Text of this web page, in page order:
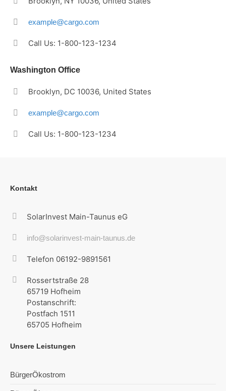
example@cargo.com
Call Us: 1-800-123-1234
Washington Office
Brooklyn, DC 10036, United States
example@cargo.com
Call Us: 1-800-123-1234
Kontakt
SolarInvest Main-Taunus eG
info@solarinvest-main-taunus.de
Telefon 06192-9891561
Rossertstraße 28
65719 Hofheim
Postanschrift:
Postfach 1511
65705 Hofheim
Unsere Leistungen
BürgerÖkostrom